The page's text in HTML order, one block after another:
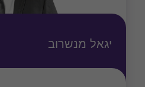
יגאל מנשרוב